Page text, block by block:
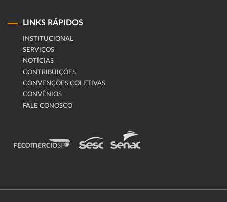
LINKS RÁPIDOS
INSTITUCIONAL
SERVIÇOS
NOTÍCIAS
CONTRIBUIÇÕES
CONVENÇÕES COLETIVAS
CONVÊNIOS
FALE CONOSCO